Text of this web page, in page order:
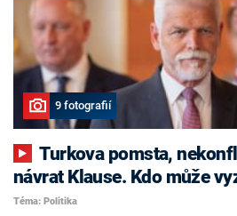
9 fotografií
Turkova pomsta, nekonfliktní Havlíček i
návrat Klause. Kdo může
Téma: Politika